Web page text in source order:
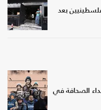
بعد
الصحافة في